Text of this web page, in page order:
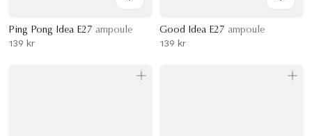
Ping Pong Idea E27 ampoule
139 kr
Good Idea E27 ampoule
139 kr